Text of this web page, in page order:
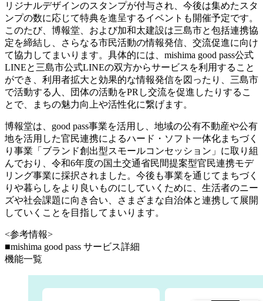
リジナルデザインのスタンプが付与され、今後は集めたスタ
ンプの数に応じて特典を進呈するイベントも開催予定です。
このたび、博報堂、および加和太建設は三島市と包括連携協
定を締結し、さらなる市民活動の情報発信、交流促進に向け
て協力してまいります。具体的には、mishima good pass公式
LINEと三島市公式LINEの双方からサービスを利用すること
ができ、利用者拡大と効果的な情報発信を図ったり、三島市
で活動する人、団体の活動をPRし交流を促進したりするこ
とで、まちの魅力向上や活性化に繋げます。
博報堂は、good pass事業を活用し、地域の公有不動産や公有
地を活用した官民連携によるハード・ソフト一体化まちづく
り事業「ブランド創出型スモールコンセッション」に取り組
んでおり、令和6年度の国土交通省民間提案型官民連携モデ
リング事業に採択されました。今後も事業を通じてまちづく
りや暮らしをより良いものにしていくために、生活者のニー
ズや社会課題に向き合い、さまざまな自治体と連携して展開
していくことを目指してまいります。
<参考情報>
■mishima good pass サービス詳細
機能一覧